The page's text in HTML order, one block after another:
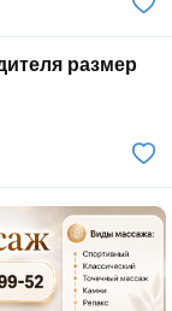
размер